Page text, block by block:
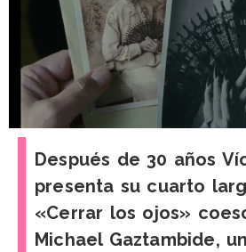
Después de 30 años
presenta su cuarto
«Cerrar los ojos»
Michael Gaztambide,